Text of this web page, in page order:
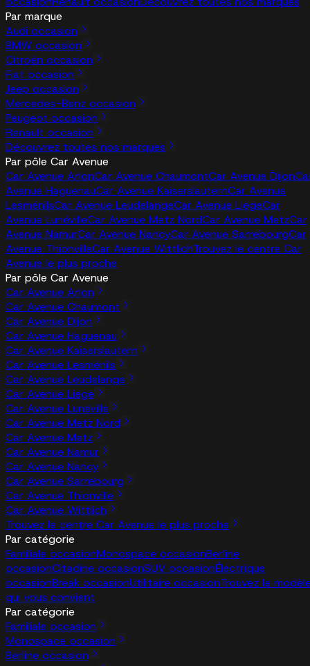
Par marque
Audi occasion
BMW occasion
Citroën occasion
Fiat occasion
Jeep occasion
Mercedes-Benz occasion
Peugeot occasion
Renault occasion
Découvrez toutes nos marques
Par pôle Car Avenue
Car Avenue ArlonCar Avenue ChaumontCar Avenue Dijon
Avenue HaguenauCar Avenue KaiserslauternCar Avenue
LesménilsCar Avenue LeudelangeCar Avenue LiegeCar
Avenue LunévilleCar Avenue Metz NordCar Avenue MetzCar
Avenue NamurCar Avenue NancyCar Avenue SarrebourgCar
Avenue ThionvilleCar Avenue WittlichTrouvez le centre Car
Avenue le plus proche
Par pôle Car Avenue
Car Avenue Arlon
Car Avenue Chaumont
Car Avenue Dijon
Car Avenue Haguenau
Car Avenue Kaiserslautern
Car Avenue Lesménils
Car Avenue Leudelange
Car Avenue Liege
Car Avenue Lunéville
Car Avenue Metz Nord
Car Avenue Metz
Car Avenue Namur
Car Avenue Nancy
Car Avenue Sarrebourg
Car Avenue Thionville
Car Avenue Wittlich
Trouvez le centre Car Avenue le plus proche
Par catégorie
Familiale occasionMonospace occasionBerline
occasionCitadine occasionSUV occasionÉlectrique
occasionBreak occasionUtilitaire occasionTrouvez le
qui vous convient
Par catégorie
Familiale occasion
Monospace occasion
Berline occasion